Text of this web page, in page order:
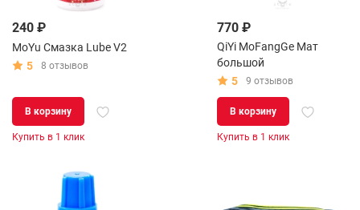
240 ₽
MoYu Смазка Lube V2
5
8 отзывов
В корзину
Купить в 1 клик
770 ₽
QiYi MoFangGe Мат
большой
5
9 отзывов
В корзину
Купить в 1 клик